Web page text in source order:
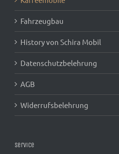
Fahrzeugbau
History von Schira Mobil
Datenschutzbelehrung
AGB
Widerrufsbelehrung
Service